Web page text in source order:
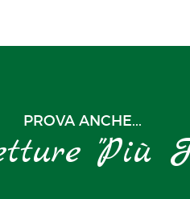
PROVA ANCHE...
"Più